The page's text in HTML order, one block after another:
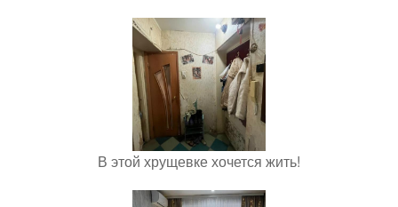
В этой хрущевке хочется жить!